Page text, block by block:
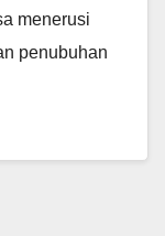
menerusi
penubuhan